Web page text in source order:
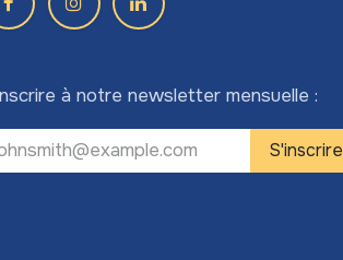
à notre newsletter mensuelle :
S'inscrire